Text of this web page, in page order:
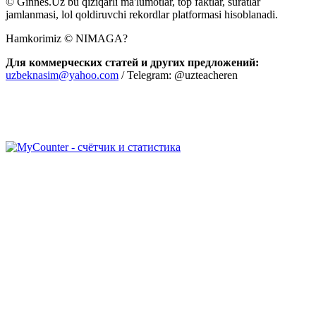
jamlanmasi, lol qoldiruvchi rekordlar platformasi hisoblanadi.
Hamkorimiz © NIMAGA?
Для коммерческих статей и других предложений:
uzbeknasim@yahoo.com / Telegram: @uzteacheren